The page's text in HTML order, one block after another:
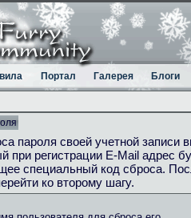
Портал Галерея Блоги
пароля своей учетной записи
при регистрации E-Mail адрес
специальный код сброса.
ко второму шагу.